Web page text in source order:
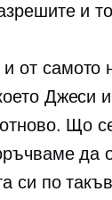
и
от самото
Джеси
Що
да
си по